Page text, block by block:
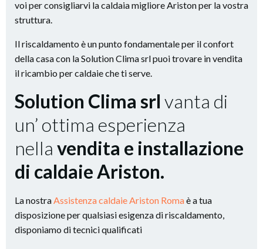
voi per consigliarvi la caldaia migliore Ariston per la vostra
struttura.
Il riscaldamento è un punto fondamentale per il confort
della casa con la Solution Clima srl puoi trovare in vendita
il ricambio per caldaie che ti serve.
Solution Clima srl vanta di
un’ ottima esperienza
nella vendita e installazione
di caldaie Ariston.
La nostra Assistenza caldaie Ariston Romaè a tua
disposizione per qualsiasi esigenza di riscaldamento,
disponiamo di tecnici qualificati